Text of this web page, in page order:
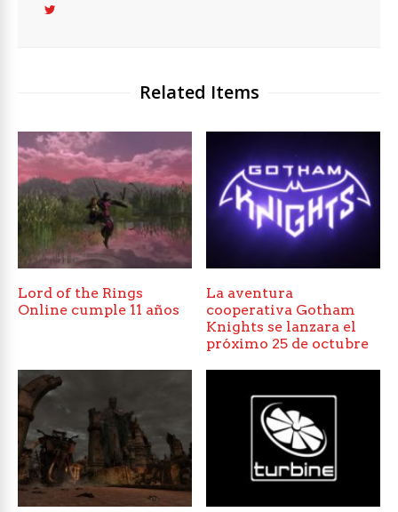
Related Items
Lord of the Rings
Online cumple 11 años
La aventura
cooperativa Gotham
Knights se lanzara el
próximo 25 de octubre